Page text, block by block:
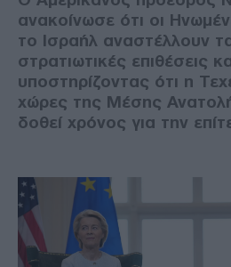
ανακοίνωσε ότι οι
το Ισραήλ αναστέλλουν
στρατιωτικές επιθέσεις
υποστηρίζοντας ότι η
χώρες της Μέσης
δοθεί χρόνος για την